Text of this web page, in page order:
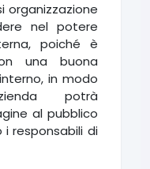
organizzazione
nel potere
poiché è
una buona
in modo
potrà
al pubblico
responsabili di